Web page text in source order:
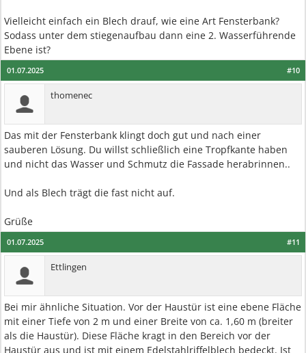
Vielleicht einfach ein Blech drauf, wie eine Art Fensterbank?
Sodass unter dem stiegenaufbau dann eine 2. Wasserführende
Ebene ist?
#10
01.07.2025
thomenec
Das mit der Fensterbank klingt doch gut und nach einer
sauberen Lösung. Du willst schließlich eine Tropfkante haben
und nicht das Wasser und Schmutz die Fassade herabrinnen..
Und als Blech trägt die fast nicht auf.
Grüße
#11
01.07.2025
Ettlingen
Bei mir ähnliche Situation. Vor der Haustür ist eine ebene Fläche
mit einer Tiefe von 2 m und einer Breite von ca. 1,60 m (breiter
als die Haustür). Diese Fläche kragt in den Bereich vor der
Haustür aus und ist mit einem Edelstahlriffelblech bedeckt. Ist